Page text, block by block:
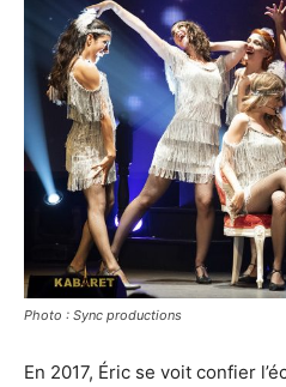
Photo : Sync productions
En 2017, Éric se voit confier